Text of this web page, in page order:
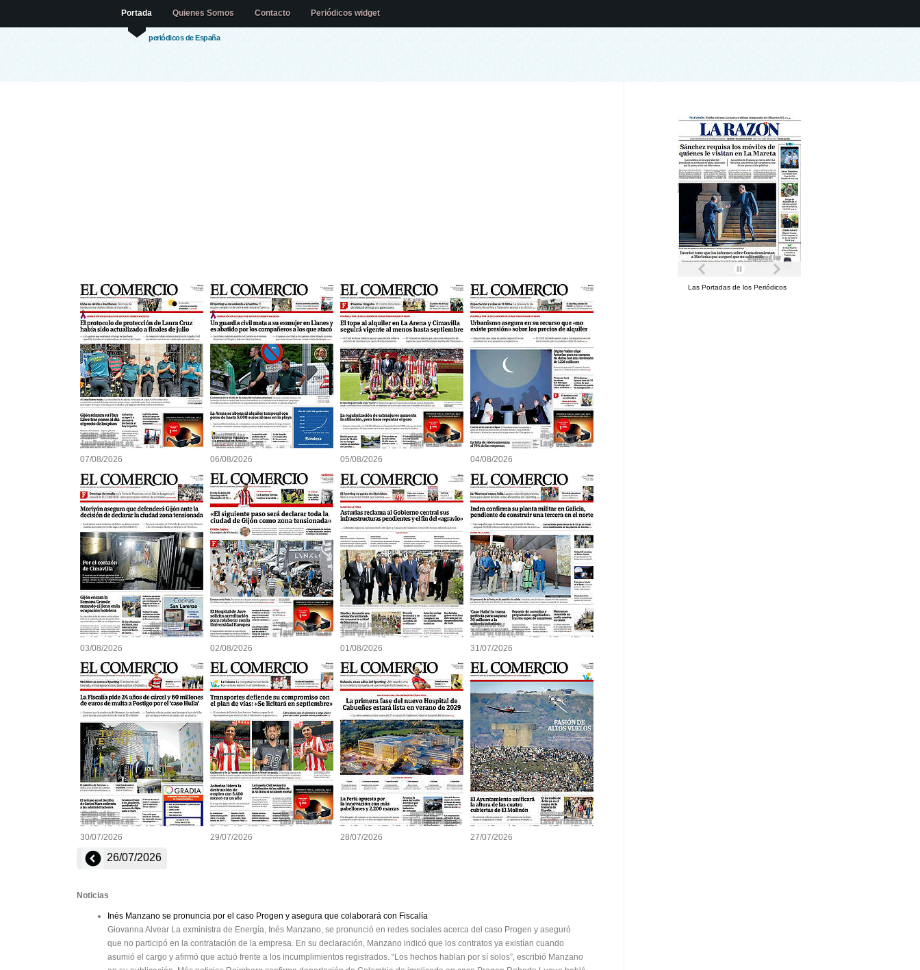
periódicos de España
Portada Quienes Somos Contacto Periódicos widget
07/08/2026 06/08/2026 05/08/2026 04/08/2026
03/08/2026 02/08/2026 01/08/2026 31/07/2026
30/07/2026 29/07/2026 28/07/2026 27/07/2026
26/07/2026
Noticias
Inés Manzano se pronuncia por el caso Progen y asegura que colaborará con Fiscalía
Giovanna Alvear La exministra de Energía, Inés Manzano, se pronunció en redes sociales acerca del caso Progen y aseguró
que no participó en la contratación de la empresa. En su declaración, Manzano indicó que los contratos ya existían cuando
asumió el cargo y afirmó que actuó frente a los incumplimientos registrados. “Los hechos hablan por sí solos”, escribió Manzano
Las Portadas de los Periódicos